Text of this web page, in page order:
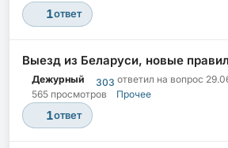
1ответ
Выезд из Беларуси, новые
Дежурный 303 ответил на вопрос
565 просмотров
Прочее
1ответ